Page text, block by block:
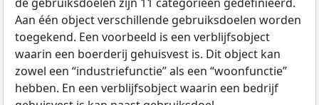
Aan één object verschillende gebruiksdoelen worden
toegekend. Een voorbeeld is een verblijfsobject
waarin een boerderij gehuisvest is. Dit object kan
zowel een “industriefunctie” als een “woonfunctie”
hebben. En een verblijfsobject waarin een bedrijf